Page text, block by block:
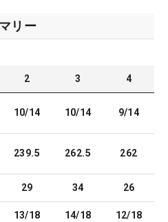
リー
2 3 4
10/14 10/14 9/14
239.5 262.5 262
29 34 26
13/18 14/18 12/18